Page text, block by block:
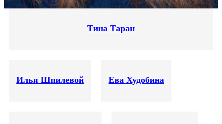
Тина Таран
Илья Шпилевой Ева Худобина